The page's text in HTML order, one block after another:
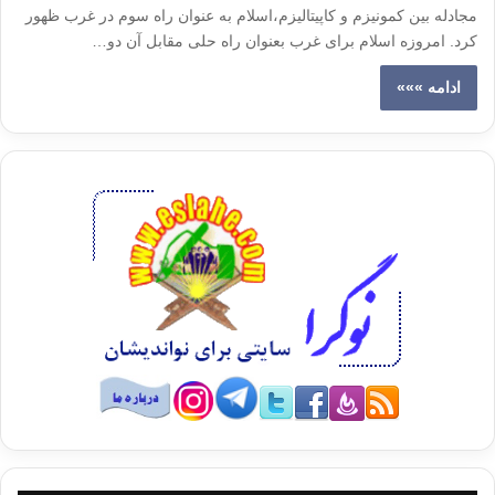
مجادله بین کمونیزم و کاپیتالیزم،اسلام به عنوان راه سوم در غرب ظهور
کرد. امروزه اسلام برای غرب بعنوان راه حلی مقابل آن دو…
ادامه »»»